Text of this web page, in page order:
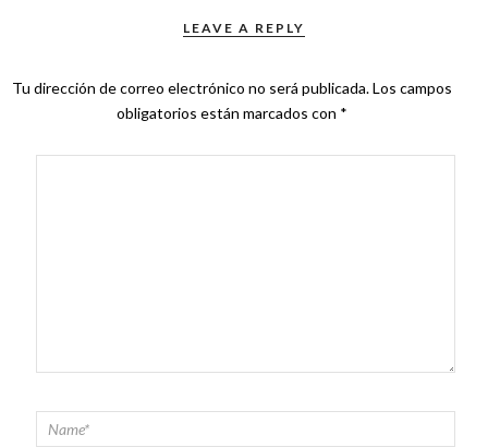
LEAVE A REPLY
Tu dirección de correo electrónico no será publicada.Los campos
obligatorios están marcados con *